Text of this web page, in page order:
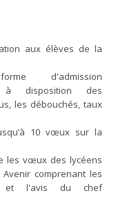
aux élèves de la
d'admission
disposition des
les débouchés, taux
10 vœux sur la
les vœux des lycéens
comprenant les
et l'avis du chef